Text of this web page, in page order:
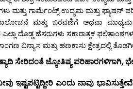
ಮತ್ತು ಗಾರ್ಮೆಂಟ್ಸ್ ಉದ್ಯಮ ಮತ್ತು
ಮತ್ತು ಬರವಣಿಗೆ ಅಥವಾ ಮಾಧ್ಯಮ
ದೊಡ್ಡ ಹೆಸರುಗಳು ಸಕಾರಾತ್ಮಕ
ವಿನ್ಯಾಸ ಮತ್ತು ಹಣಕಾಸು ಕ್ಷೇತ್ರದಲ್ಲಿ
ಸೇರಿದಂತೆ ಜ್ಯೋತಿಷ್ಯ ಪರಿಹಾರಗಳಿಗಾಗಿ,
ಇಷ್ಟಪಟ್ಟಿದ್ದೀರಿ ಎಂದು ನಾವು